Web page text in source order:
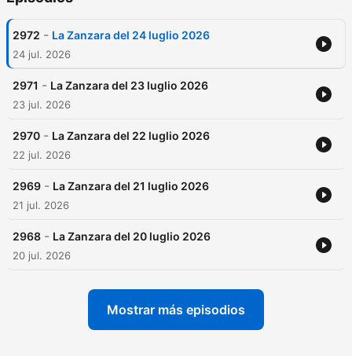
2972 - La Zanzara del 24 luglio 2026
24 jul. 2026
2971 - La Zanzara del 23 luglio 2026
23 jul. 2026
2970 - La Zanzara del 22 luglio 2026
22 jul. 2026
2969 - La Zanzara del 21 luglio 2026
21 jul. 2026
2968 - La Zanzara del 20 luglio 2026
20 jul. 2026
Mostrar más episodios